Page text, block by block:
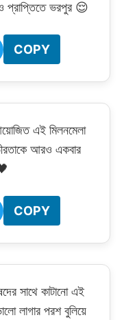
প্রাপ্তিতে ভরপুর 😌
COPY
এই মিলনমেলা
আরও একবার
COPY
সাথে কাটানো এই
লাগার পরশ বুলিয়ে